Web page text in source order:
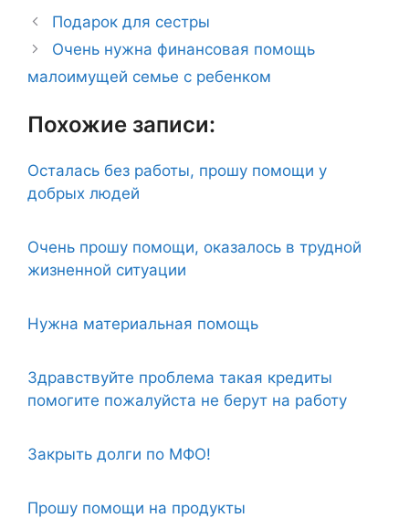
Подарок для сестры
Очень нужна финансовая помощь
малоимущей семье с ребенком
Похожие записи:
Осталась без работы, прошу помощи у
добрых людей
Очень прошу помощи, оказалось в трудной
жизненной ситуации
Нужна материальная помощь
Здравствуйте проблема такая кредиты
помогите пожалуйста не берут на работу
Закрыть долги по МФО!
Прошу помощи на продукты